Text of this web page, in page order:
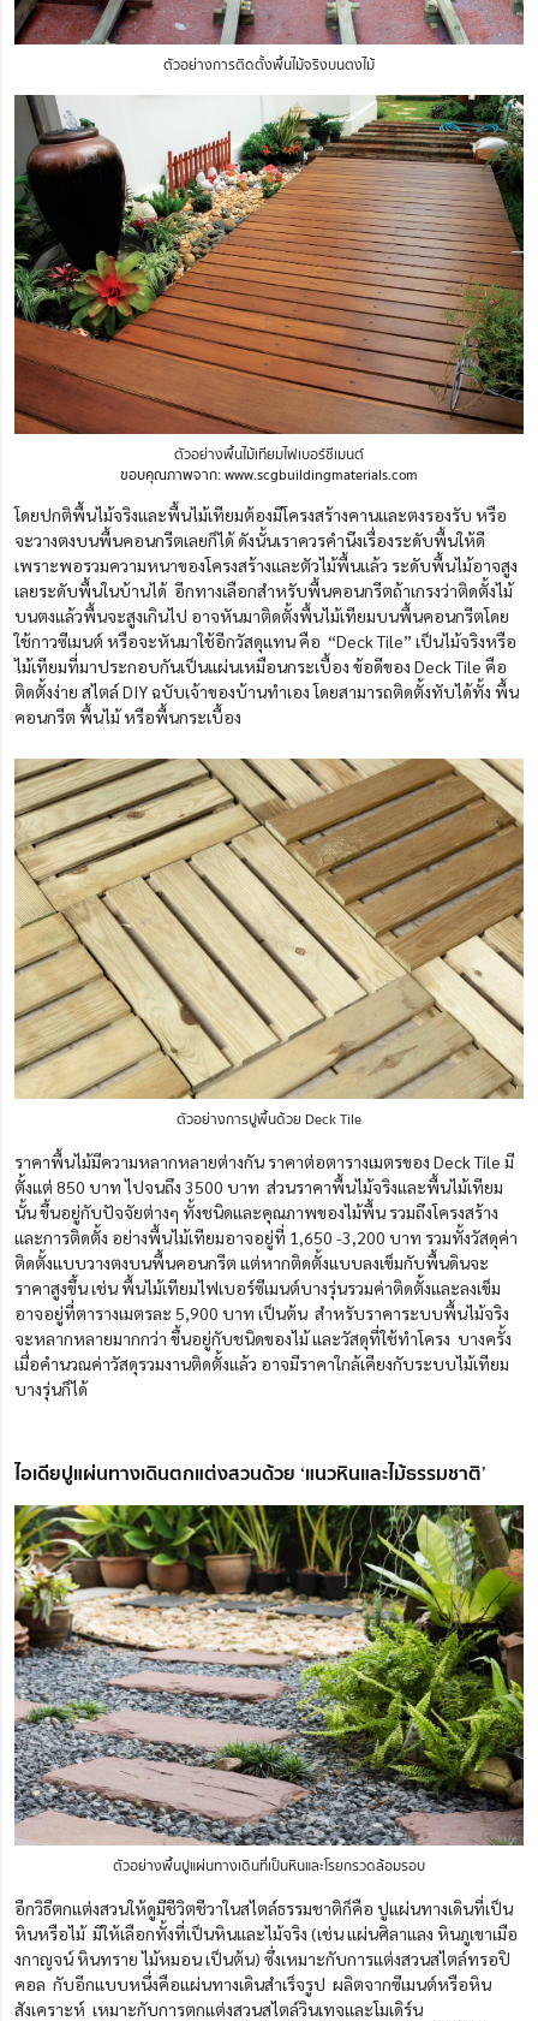
ตัวอย่างการติดตั้งพื้นไม้จริงบนตงไม้
ตัวอย่างพื้นไม้เทียมไฟเบอร์ซีเมนต์
ขอบคุณภาพจาก: www.scgbuildingmaterials.com
โดยปกติพื้นไม้จริงและพื้นไม้เทียมต้องมีโครงสร้างคานและตงรองรับ หรือ
จะวางตงบนพื้นคอนกรีตเลยก็ได้ ดังนั้นเราควรคำนึงเรื่องระดับพื้นให้ดี
เพราะพอรวมความหนาของโครงสร้างและตัวไม้พื้นแล้ว ระดับพื้นไม้อาจสูง
เลยระดับพื้นในบ้านได้ อีกทางเลือกสำหรับพื้นคอนกรีตถ้าเกรงว่าติดตั้งไม้
บนตงแล้วพื้นจะสูงเกินไป อาจหันมาติดตั้งพื้นไม้เทียมบนพื้นคอนกรีตโดย
ใช้กาวซีเมนต์ หรือจะหันมาใช้อีกวัสดุแทน คือ “Deck Tile” เป็นไม้จริงหรือ
ไม้เทียมที่มาประกอบกันเป็นแผ่นเหมือนกระเบื้อง ข้อดีของ Deck Tile คือ
ติดตั้งง่าย สไตล์ DIY ฉบับเจ้าของบ้านทำเอง โดยสามารถติดตั้งทับได้ทั้ง พื้น
คอนกรีต พื้นไม้ หรือพื้นกระเบื้อง
ตัวอย่างการปูพื้นด้วย Deck Tile
ราคาพื้นไม้มีความหลากหลายต่างกัน ราคาต่อตารางเมตรของ Deck Tile มี
ตั้งแต่ 850 บาท ไปจนถึง 3500 บาท ส่วนราคาพื้นไม้จริงและพื้นไม้เทียม
นั้น ขึ้นอยู่กับปัจจัยต่างๆ ทั้งชนิดและคุณภาพของไม้พื้น รวมถึงโครงสร้าง
และการติดตั้ง อย่างพื้นไม้เทียมอาจอยู่ที่ 1,650 -3,200 บาท รวมทั้งวัสดุค่า
ติดตั้งแบบวางตงบนพื้นคอนกรีต แต่หากติดตั้งแบบลงเข็มกับพื้นดินจะ
ราคาสูงขึ้น เช่น พื้นไม้เทียมไฟเบอร์ซีเมนต์บางรุ่นรวมค่าติดตั้งและลงเข็ม
อาจอยู่ที่ตารางเมตรละ 5,900 บาท เป็นต้น สำหรับราคาระบบพื้นไม้จริง
จะหลากหลายมากกว่า ขึ้นอยู่กับชนิดของไม้ และวัสดุที่ใช้ทำโครง บางครั้ง
เมื่อคำนวณค่าวัสดุรวมงานติดตั้งแล้ว อาจมีราคาใกล้เคียงกับระบบไม้เทียม
บางรุ่นก็ได้
ไอเดียปูแผ่นทางเดินตกแต่งสวนด้วย ‘แนวหินและไม้ธรรมชาติ’
ตัวอย่างพื้นปูแผ่นทางเดินที่เป็นหินและโรยกรวดล้อมรอบ
อีกวิธีตกแต่งสวนให้ดูมีชีวิตชีวาในสไตล์ธรรมชาติก็คือ ปูแผ่นทางเดินที่เป็น
หินหรือไม้ มีให้เลือกทั้งที่เป็นหินและไม้จริง (เช่น แผ่นศิลาแลง หินภูเขาเมือ
งกาญจน์ หินทราย ไม้หมอน เป็นต้น) ซึ่งเหมาะกับการแต่งสวนสไตล์ทรอปิ
คอล กับอีกแบบหนึ่งคือแผ่นทางเดินสำเร็จรูป ผลิตจากซีเมนต์หรือหิน
สังเคราะห์ เหมาะกับการตกแต่งสวนสไตล์วินเทจและโมเดิร์น